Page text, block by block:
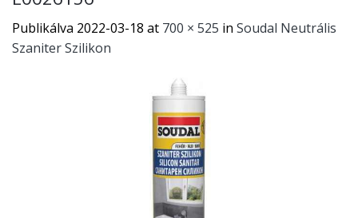
Publikálva 2022-03-18 at 700 × 525 in Soudal Neutrális
Szaniter Szilikon